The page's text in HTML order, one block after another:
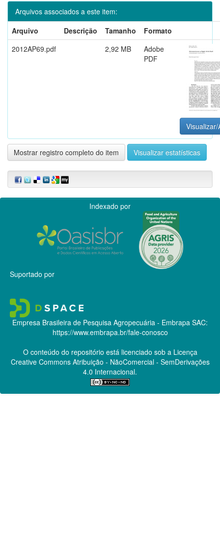
Arquivos associados a este item:
Arquivo
Descrição Tamanho
Formato
2012AP69.pdf
2,92 MB
Adobe
PDF
Visualizar/
Mostrar registro completo do item Visualizar estatísticas
Indexado por
Suportado por
Empresa Brasileira de Pesquisa Agropecuária - Embrapa SAC:
https://www.embrapa.br/fale-conosco
O conteúdo do repositório está licenciado sob a Licença
Creative CommonsAtribuição - NãoComercial - SemDerivações
4.0 Internacional.